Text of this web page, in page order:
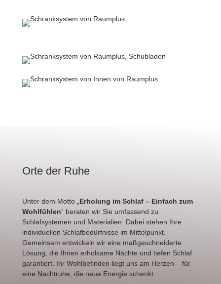
Orte der Ruhe
Unter dem Motto „Erholung im Schlaf – Einfach zum
Wohlfühlen“ beraten wir Sie umfassend zu
Schlafsystemen und Materialien. Dabei stehen Ihre
individuellen Schlafbedürfnisse im Mittelpunkt.
Gemeinsam entwickeln wir eine maßgeschneiderte
Lösung, die Ihnen erholsame Nächte und tiefen Schlaf
garantiert. Ihr Wohlbefinden liegt uns am Herzen – für
eine Nachtruhe, die neue Energie schenkt.